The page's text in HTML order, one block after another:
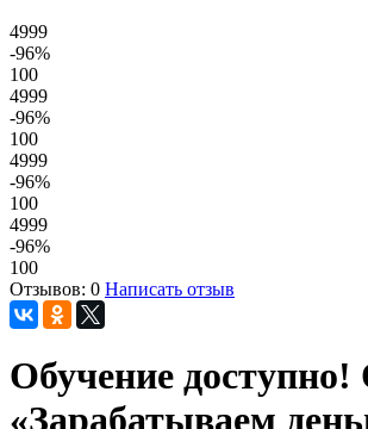
4999
-96%
100
4999
-96%
100
4999
-96%
100
4999
-96%
100
Отзывов: 0 Написать отзыв
Обучение
«Зарабатываем